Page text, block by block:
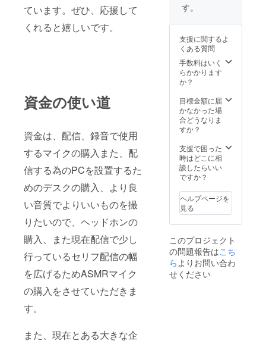
ています。ぜひ、応援して
くれると嬉しいです。
資金の使い道
資金は、配信、録音で使用
するマイクの購入また、配
信する為のPCを設置するた
めのデスクの購入、より良
い音質でよりいいものを撮
りたいので、ヘッドホンの
購入、また現在配信で少し
行っているセリフ配信の幅
を広げるためASMRマイク
の購入をさせていただきま
す。
また、現在とある大きな企
関して
公序良
俗に反
する内
容、法
令に違
内容な
どはお
受けで
きませ
企画を1
DVDに
して、
直筆手
紙付き
でお届
欄に名
前の掲
載、セ
リフの
テーマ
を記載
してく
ださ
可愛い
妹、先
輩と後
輩、ド
告白、
等 ま
た、大
型企画
への名
す。
支援に関するよ
くある質問
手数料はいく
らかかります
か？
目標金額に届
かなかった場
合どうなりま
すか？
支援で困った
時はどこに相
談したらいい
ですか？
ヘルプページを
見る
このプロジェクト
の問題報告はこち
ら よりお問い合わ
せください